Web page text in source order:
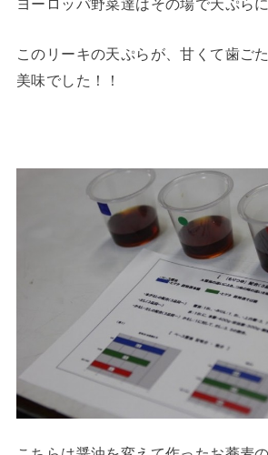
ヨーロッパ野菜達はその場で天ぷらに
このリーキの天ぷらが、甘くて歯ご
美味でした！！